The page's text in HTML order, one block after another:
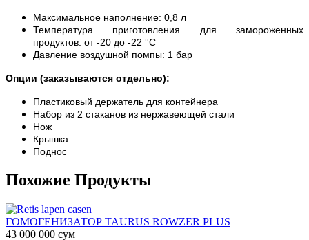
Максимальное наполнение: 0,8 л
Температура приготовления для замороженных
продуктов: от -20 до -22 °C
Давление воздушной помпы: 1 бар
Опции (заказываются отдельно):
Пластиковый держатель для контейнера
Набор из 2 стаканов из нержавеющей стали
Нож
Крышка
Поднос
Похожие Продукты
ГОМОГЕНИЗАТОР TAURUS ROWZER PLUS
43 000 000 сум